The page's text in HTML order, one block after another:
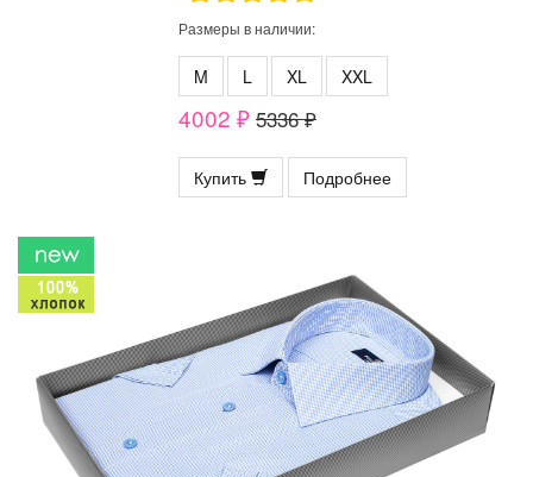
Размеры в наличии:
M L XL XXL
4002 ₽ 5336 ₽
Купить Подробнее